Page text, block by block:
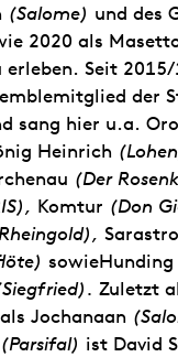
(Salome) und des
2020 als
erleben. Seit
der
sang hier u.a.
Heinrich
(Der
Komtur (Don
sowieHunding
Zuletzt
Jochanaan
(Parsifal) ist David